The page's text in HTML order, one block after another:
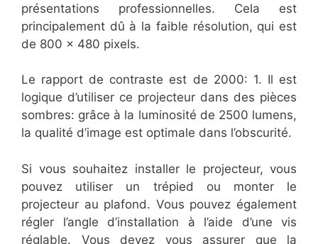
présentations professionnelles. Cela est
principalement dû à la faible résolution, qui est
de 800 x 480 pixels.
Le rapport de contraste est de 2000: 1. Il est
logique d’utiliser ce projecteur dans des pièces
sombres: grâce à la luminosité de 2500 lumens,
la qualité d’image est optimale dans l’obscurité.
Si vous souhaitez installer le projecteur, vous
pouvez utiliser un trépied ou monter le
projecteur au plafond. Vous pouvez également
régler l’angle d’installation à l’aide d’une vis
réglable. Vous devez vous assurer que la